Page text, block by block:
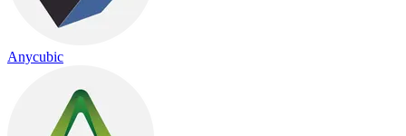
Anycubic